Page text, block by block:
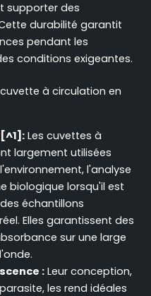
supporter des
durabilité garantit
pendant les
conditions exigeantes.
à circulation en
[^1]:Les cuvettes à
largement utilisées
l'analyse
biologique lorsqu'il est
échantillons
Elles garantissent des
sur une large
:Leur conception,
les rend idéales